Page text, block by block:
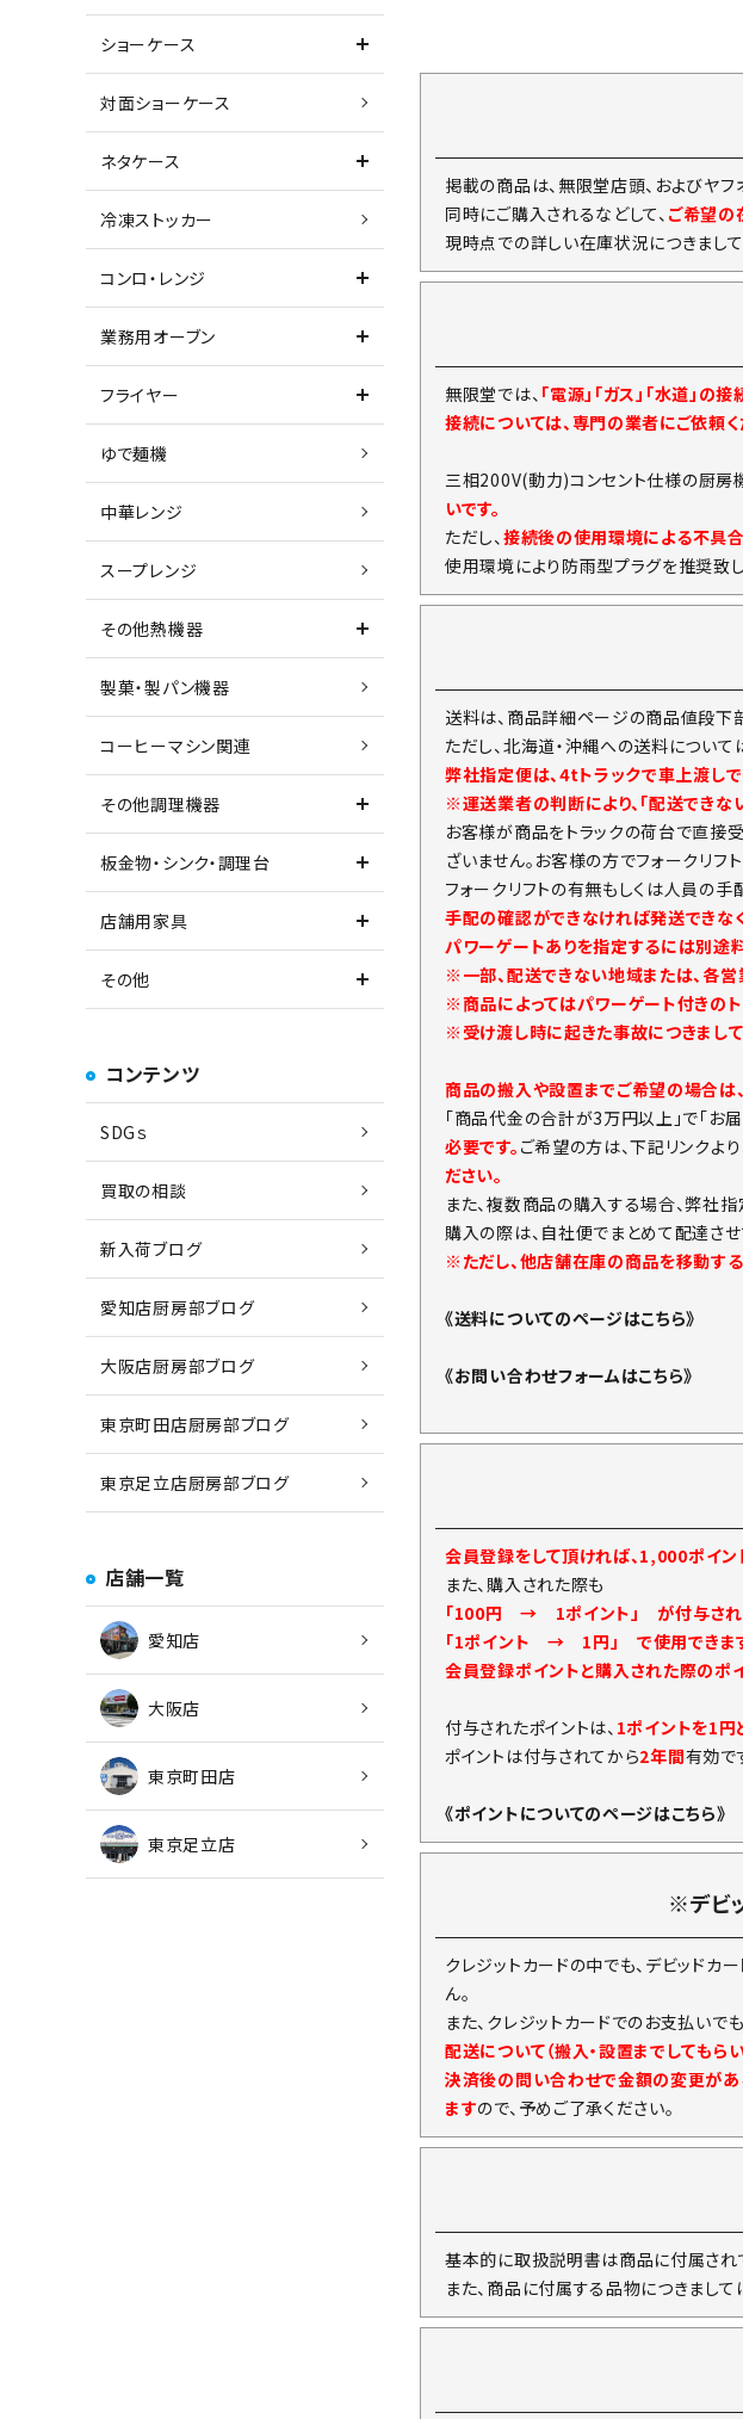
ショーケース
対面ショーケース
ネタケース
冷凍ストッカー
コンロ・レンジ
業務用オーブン
フライヤー
ゆで麺機
中華レンジ
スープレンジ
その他熱機器
製菓・製パン機器
コーヒーマシン関連
その他調理機器
板金物・シンク・調理台
店舗用家具
その他
コンテンツ
SDGｓ
買取の相談
新入荷ブログ
愛知店厨房部ブログ
大阪店厨房部ブログ
東京町田店厨房部ブログ
東京足立店厨房部ブログ
店舗一覧
愛知店
大阪店
東京町田店
東京足立店
掲載の商品は、無限堂店頭、およびヤフ
同時にご購入されるなどして、 ご希望の
現時点での詳しい在庫状況につきまし
無限堂では、 「電源」「ガス」「水道」の
接続については、専門の業者にご依頼く
三相200V(動力)コンセント仕様の厨房
いです。
ただし、接続後の使用環境による不具
使用環境により防雨型プラグを推奨致
送料は、商品詳細ページの商品値段下
ただし、北海道・沖縄への送料につい
弊社指定便は、4tトラックで車上渡しで
※運送業者の判断により、「配送できな
お客様が商品をトラックの荷台で直接
ざいません。お客様の方でフォークリフ
フォークリフトの有無もしくは人員の
手配の確認ができなければ発送できな
パワーゲートありを指定するには別途
※一部、配送できない地域または、各
※商品によってはパワーゲート付きの
※受け渡し時に起きた事故につきまし
商品の搬入や設置までご希望の場合は
「商品代金の合計が3万円以上」で「お
必要です。 ご希望の方は、下記リンクよ
ださい。
また、複数商品の購入する場合、弊社
購入の際は、自社便でまとめて配達さ
※ただし、他店舗在庫の商品を移動す
《送料についてのページはこちら》
《お問い合わせフォームはこちら》
会員登録をして頂ければ、1,000ポイン
また、購入された際も
「100円 → 1ポイント」 が付与され
「1ポイント → 1円」 で使用できま
会員登録ポイントと購入された際のポ
付与されたポイントは、 1ポイントを1円
ポイントは付与されてから2年間有効で
《ポイントについてのページはこちら》
※デビ
クレジットカードの中でも、デビッドカ
ん。
また、クレジットカードでのお支払い
配送について（搬入・設置までしても
決済後の問い合わせで金額の変更が
ますので、予めご了承ください。
基本的に取扱説明書は商品に付属され
また、商品に付属する品物につきまし